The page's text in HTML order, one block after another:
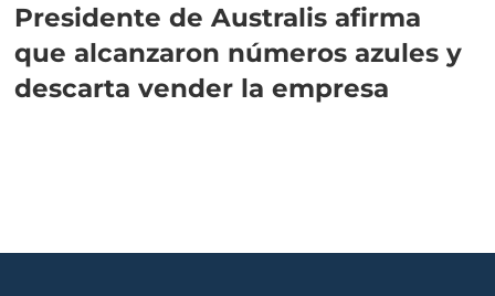
Presidente de Australis afirma
que alcanzaron números azules y
descarta vender la empresa